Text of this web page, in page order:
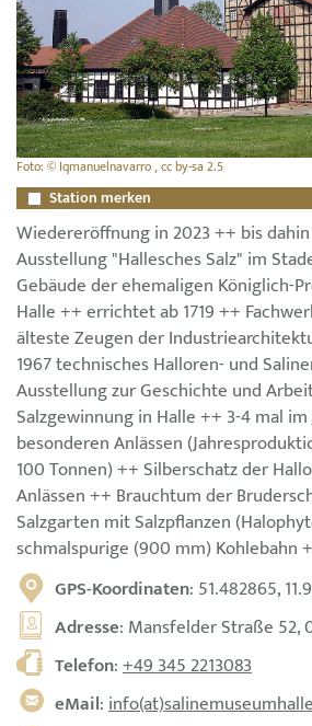
Foto: © Iqmanuelnavarro , cc by-sa 2.5
Station merken
Wiedereröffnung in 2023 ++ bis
Ausstellung "Hallesches Salz" im
Gebäude der ehemaligen Königlich-
Halle ++ errichtet ab 1719 ++
älteste Zeugen der
1967 technisches Halloren- und
Ausstellung zur Geschichte und
Salzgewinnung in Halle ++ 3-4 mal im
besonderen Anlässen
100 Tonnen) ++ Silberschatz der
Anlässen ++ Brauchtum der
Salzgarten mit Salzpflanzen
schmalspurige (900 mm) Kohlebahn
GPS-Koordinaten: 51.482865,
Adresse: Mansfelder Straße 52,
Telefon:+49 345 2213083
eMail: